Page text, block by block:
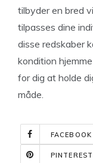
tilbyder en bred
tilpasses dine
disse redskaber
kondition
for dig at holde
måde.
FACEBOOK
PINTEREST